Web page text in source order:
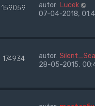
159059 autor: Lucek
07-04-2018,
174934 autor: Silent_Sea
28-05-2015,